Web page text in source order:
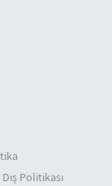
Politikası